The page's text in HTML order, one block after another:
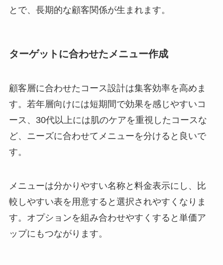
とで、長期的な顧客関係が生まれます。
ターゲットに合わせたメニュー作成
顧客層に合わせたコース設計は集客効率を高めま
す。若年層向けには短期間で効果を感じやすいコ
ース、30代以上には肌のケアを重視したコースな
ど、ニーズに合わせてメニューを分けると良いで
す。
メニューは分かりやすい名称と料金表示にし、比
較しやすい表を用意すると選択されやすくなりま
す。オプションを組み合わせやすくすると単価ア
ップにもつながります。